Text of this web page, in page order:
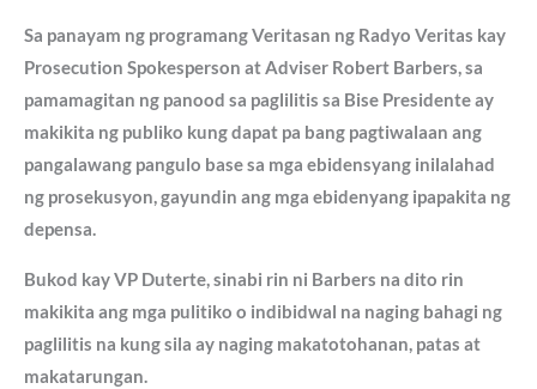
Sa panayam ng programang Veritasan ng Radyo Veritas kay
Prosecution Spokesperson at Adviser Robert Barbers, sa
pamamagitan ng panood sa paglilitis sa Bise Presidente ay
makikita ng publiko kung dapat pa bang pagtiwalaan ang
pangalawang pangulo base sa mga ebidensyang inilalahad
ng prosekusyon, gayundin ang mga ebidenyang ipapakita ng
depensa.
Bukod kay VP Duterte, sinabi rin ni Barbers na dito rin
makikita ang mga pulitiko o indibidwal na naging bahagi ng
paglilitis na kung sila ay naging makatotohanan, patas at
makatarungan.